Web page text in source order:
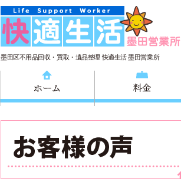
墨田区不用品回収・買取・遺品整理 快適生活 墨田営業所